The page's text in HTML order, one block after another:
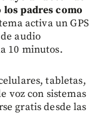
padres como
activa un GPS
audio
10 minutos.
tabletas,
voz con sistemas
gratis desde las